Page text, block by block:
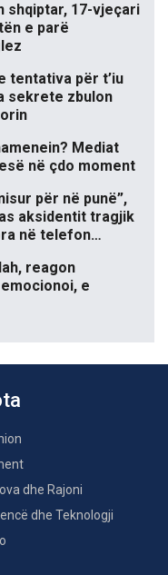
shqiptar, 17-vjeçari
e parë
tentativa për t’iu
sekrete zbulon
Mediat
në çdo moment
për në punë”,
aksidentit tragjik
në telefon…
reagon
e
dhe Rajoni
dhe Teknologji